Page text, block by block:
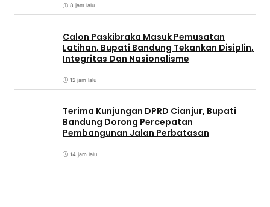
8 jam lalu
Calon Paskibraka Masuk Pemusatan
Latihan, Bupati Bandung Tekankan Disiplin,
Integritas Dan Nasionalisme
12 jam lalu
Terima Kunjungan DPRD Cianjur, Bupati
Bandung Dorong Percepatan
Pembangunan Jalan Perbatasan
14 jam lalu